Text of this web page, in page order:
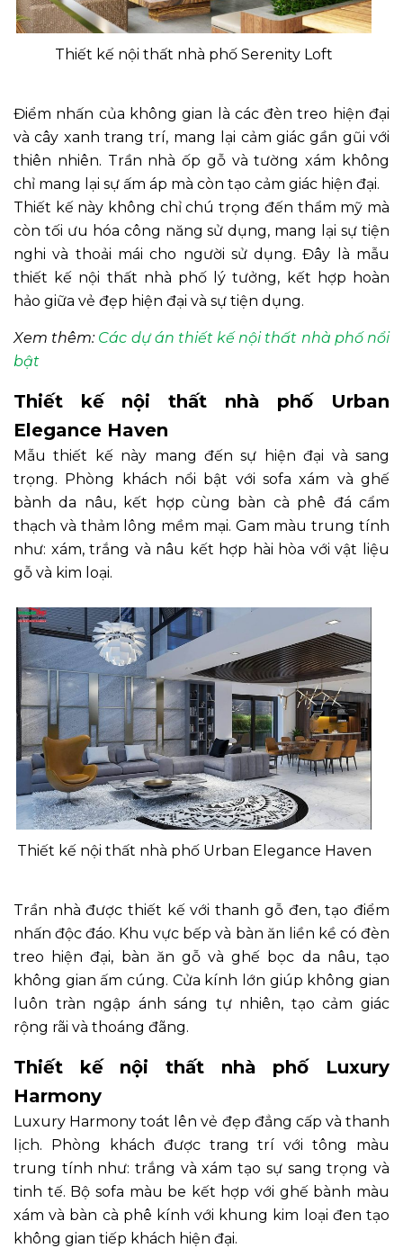
Thiết kế nội thất nhà phố Serenity Loft
Điểm nhấn của không gian là các đèn treo hiện đại
và cây xanh trang trí, mang lại cảm giác gần gũi với
thiên nhiên. Trần nhà ốp gỗ và tường xám không
chỉ mang lại sự ấm áp mà còn tạo cảm giác hiện đại.
Thiết kế này không chỉ chú trọng đến thẩm mỹ mà
còn tối ưu hóa công năng sử dụng, mang lại sự tiện
nghi và thoải mái cho người sử dụng. Đây là mẫu
thiết kế nội thất nhà phố lý tưởng, kết hợp hoàn
hảo giữa vẻ đẹp hiện đại và sự tiện dụng.
Xem thêm: Các dự án thiết kế nội thất nhà phố nổi
bật
Thiết kế nội thất nhà phố Urban
Elegance Haven
Mẫu thiết kế này mang đến sự hiện đại và sang
trọng. Phòng khách nổi bật với sofa xám và ghế
bành da nâu, kết hợp cùng bàn cà phê đá cẩm
thạch và thảm lông mềm mại. Gam màu trung tính
như: xám, trắng và nâu kết hợp hài hòa với vật liệu
gỗ và kim loại.
Thiết kế nội thất nhà phố Urban Elegance Haven
Trần nhà được thiết kế với thanh gỗ đen, tạo điểm
nhấn độc đáo. Khu vực bếp và bàn ăn liền kề có đèn
treo hiện đại, bàn ăn gỗ và ghế bọc da nâu, tạo
không gian ấm cúng. Cửa kính lớn giúp không gian
luôn tràn ngập ánh sáng tự nhiên, tạo cảm giác
rộng rãi và thoáng đãng.
Thiết kế nội thất nhà phố Luxury
Harmony
Luxury Harmony toát lên vẻ đẹp đẳng cấp và thanh
lịch. Phòng khách được trang trí với tông màu
trung tính như: trắng và xám tạo sự sang trọng và
tinh tế. Bộ sofa màu be kết hợp với ghế bành màu
xám và bàn cà phê kính với khung kim loại đen tạo
không gian tiếp khách hiện đại.